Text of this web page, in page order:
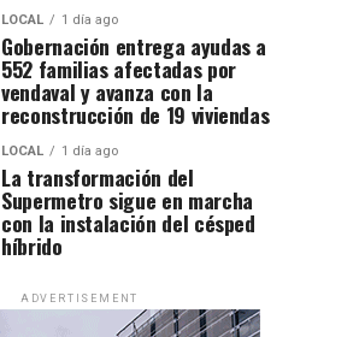
LOCAL 1 día ago
Gobernación entrega ayudas a
552 familias afectadas por
vendaval y avanza con la
reconstrucción de 19 viviendas
LOCAL 1 día ago
La transformación del
Supermetro sigue en marcha
con la instalación del césped
híbrido
ADVERTISEMENT